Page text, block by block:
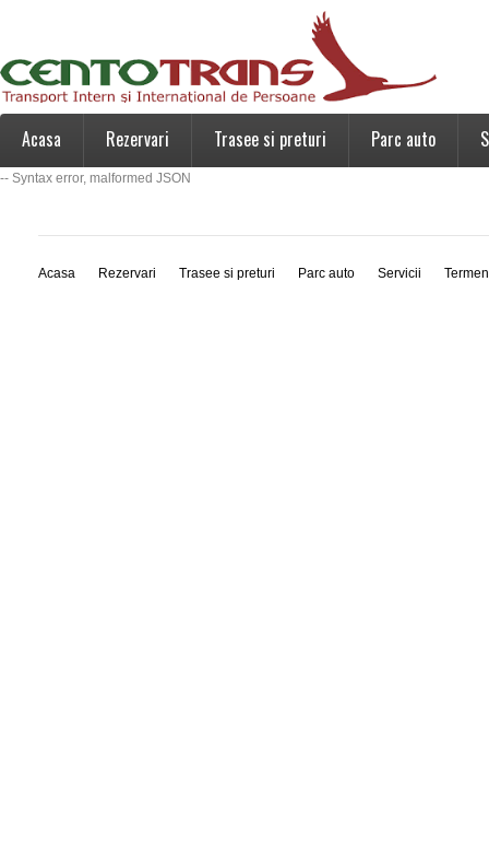
Acasa Rezervari Trasee si preturi Parc auto
-- Syntax error, malformed JSON
Acasa Rezervari Trasee si preturi Parc auto Servicii